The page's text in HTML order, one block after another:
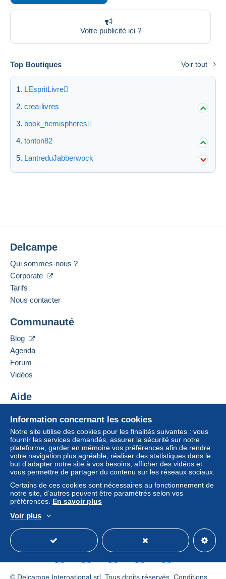
Votre publicité ici ?
Top Boutiques Voir tout
LEspritLivre
crea-livres
book_hemispheres
tonton82
LantreduJabberwock
Information concernant les cookies
Notre site utilise des cookies pour les finalités suivantes : vous
fournir les services demandés, assurer la sécurité sur notre
plateforme, garder en mémoire vos préférences afin de rendre
votre navigation plus agréable, réaliser des statistiques dans le
but d’adapter notre site à vos besoins, afficher des vidéos et
vous permettre de partager du contenu sur les réseaux sociaux.
Certains de ces cookies sont nécessaires au fonctionnement de
notre site, d’autres peuvent être paramétrés selon vos
préférences. En savoir plus
Voir plus
Delcampe
Qui sommes-nous ?
Corporate
Tarifs
Nous contacter
Communauté
Blog
Agenda
Forum
Vidéos
Aide
Acheter sur Delcampe
Vendre sur Delcampe
Un site sécurisé
© Delcampe International srl. Tous droits réservés. Conditions